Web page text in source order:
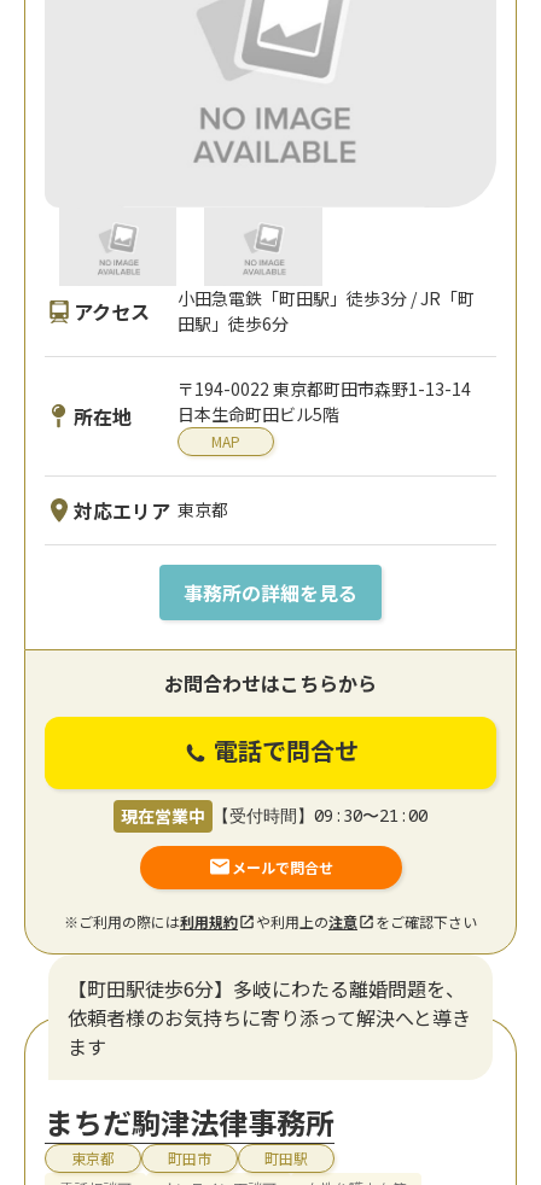
アクセス
小田急電鉄「町田駅」徒歩3分 / JR「町
田駅」徒歩6分
所在地
〒194-0022 東京都町田市森野1-13-14
日本生命町田ビル5階
MAP
対応エリア 東京都
事務所の詳細を見る
お問合わせはこちらから
電話で問合せ
現在営業中 【受付時間】09:30〜21:00
メールで問合せ
※ご利用の際には利用規約 や利用上の注意 をご確認下さい
【町田駅徒歩6分】多岐にわたる離婚問題を、
依頼者様のお気持ちに寄り添って解決へと導き
ます
まちだ駒津法律事務所
東京都 町田市
町田駅